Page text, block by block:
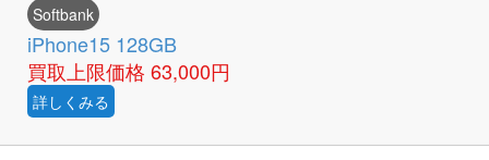
Softbank
iPhone15 128GB
買取上限価格 63,000円
詳しくみる